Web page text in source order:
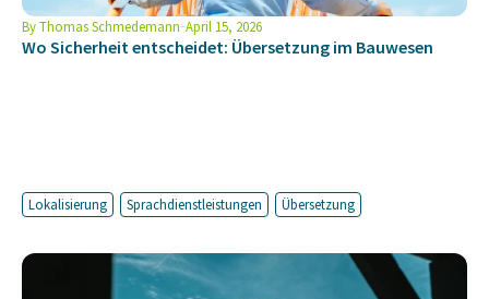
ByThomas Schmedemann April 15, 2026
Wo Sicherheit entscheidet: Übersetzung im Bauwesen
Lokalisierung Sprachdienstleistungen Übersetzung